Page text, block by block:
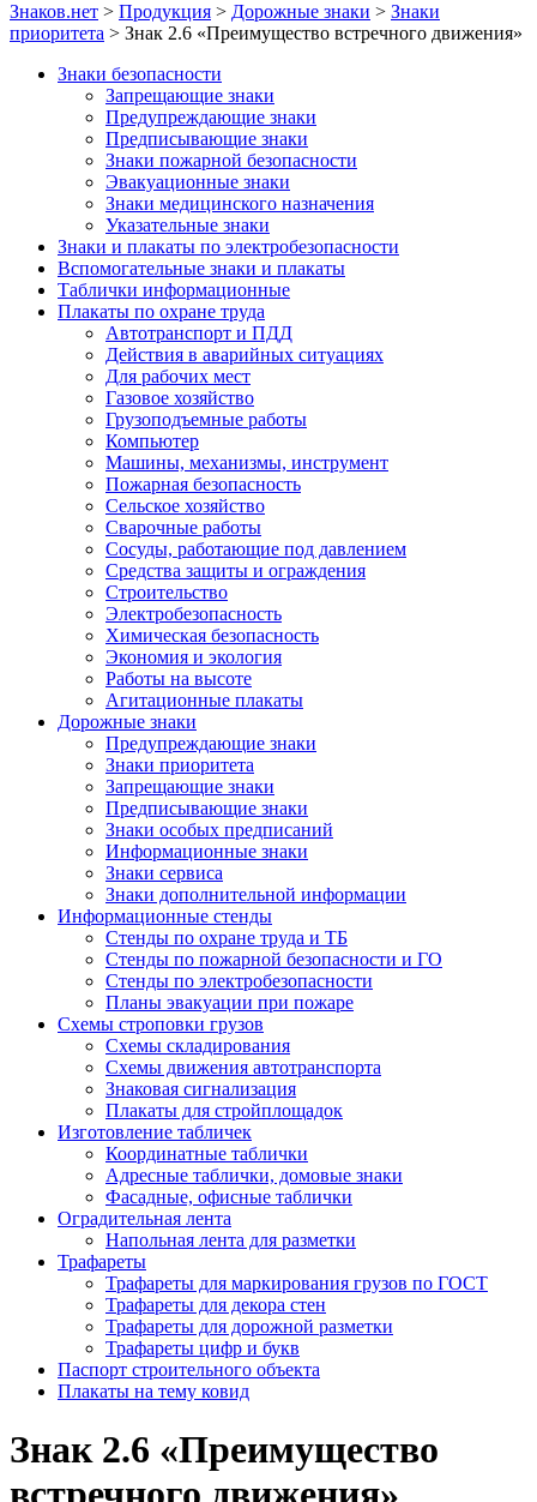
Знаков.нет > Продукция > Дорожные знаки > Знаки
приоритета > Знак 2.6 «Преимущество встречного движения»
Знаки безопасности
Запрещающие знаки
Предупреждающие знаки
Предписывающие знаки
Знаки пожарной безопасности
Эвакуационные знаки
Знаки медицинского назначения
Указательные знаки
Знаки и плакаты по электробезопасности
Вспомогательные знаки и плакаты
Таблички информационные
Плакаты по охране труда
Автотранспорт и ПДД
Действия в аварийных ситуациях
Для рабочих мест
Газовое хозяйство
Грузоподъемные работы
Компьютер
Машины, механизмы, инструмент
Пожарная безопасность
Сельское хозяйство
Сварочные работы
Сосуды, работающие под давлением
Средства защиты и ограждения
Строительство
Электробезопасность
Химическая безопасность
Экономия и экология
Работы на высоте
Агитационные плакаты
Дорожные знаки
Предупреждающие знаки
Знаки приоритета
Запрещающие знаки
Предписывающие знаки
Знаки особых предписаний
Информационные знаки
Знаки сервиса
Знаки дополнительной информации
Информационные стенды
Стенды по охране труда и ТБ
Стенды по пожарной безопасности и ГО
Стенды по электробезопасности
Планы эвакуации при пожаре
Схемы строповки грузов
Схемы складирования
Схемы движения автотранспорта
Знаковая сигнализация
Плакаты для стройплощадок
Изготовление табличек
Координатные таблички
Адресные таблички, домовые знаки
Фасадные, офисные таблички
Оградительная лента
Напольная лента для разметки
Трафареты
Трафареты для маркирования грузов по ГОСТ
Трафареты для декора стен
Трафареты для дорожной разметки
Трафареты цифр и букв
Паспорт строительного объекта
Плакаты на тему ковид
Знак 2.6 «Преимущество